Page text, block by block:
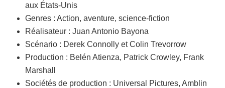
aux États-Unis
Genres : Action, aventure, science-fiction
Réalisateur : Juan Antonio Bayona
Scénario : Derek Connolly et Colin Trevorrow
Production : Belén Atienza, Patrick Crowley, Frank
Marshall
Sociétés de production : Universal Pictures, Amblin